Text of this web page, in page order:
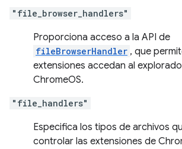
"file_browser_handlers"
Proporciona acceso a la API de
fileBrowserHandler , que
extensiones accedan al
ChromeOS.
"file_handlers"
Especifica los tipos de archivos
controlar las extensiones de